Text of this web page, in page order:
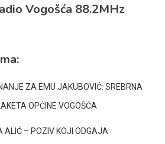
Vogošća 88.2MHz
ZA EMU JAKUBOVIĆ: SREBRNA
OPĆINE VOGOŠĆA
ALIĆ – POZIV KOJI ODGAJA